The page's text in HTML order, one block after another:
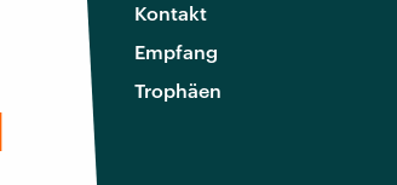
Kontakt
Empfang
Trophäen